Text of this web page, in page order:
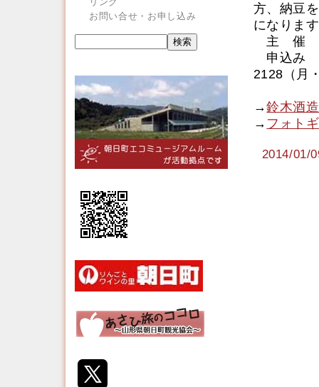
お問い合せ・お申し込み
方、納豆
になりま
主 催 朝
申込み
2128（月
→鈴木酒
→ フォト
2014/01/